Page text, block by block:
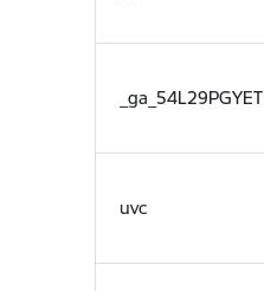
_ga_54L29PGYET
uvc